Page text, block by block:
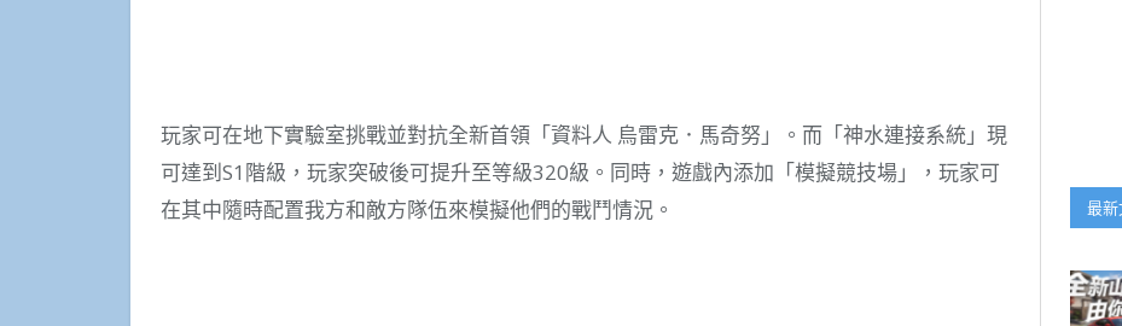
玩家可在地下實驗室挑戰並對抗全新首領「資料人 烏雷克．馬奇努」。而「神水連接系統」現
可達到S1階級，玩家突破後可提升至等級320級。同時，遊戲內添加「模擬競技場」，玩家可
在其中隨時配置我方和敵方隊伍來模擬他們的戰鬥情況。
最